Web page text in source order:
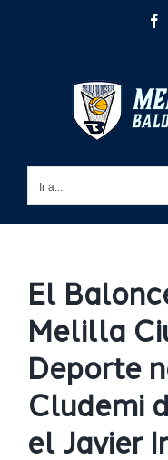
Ir a...
El
Melilla
Deporte
Cludemi
el Javier